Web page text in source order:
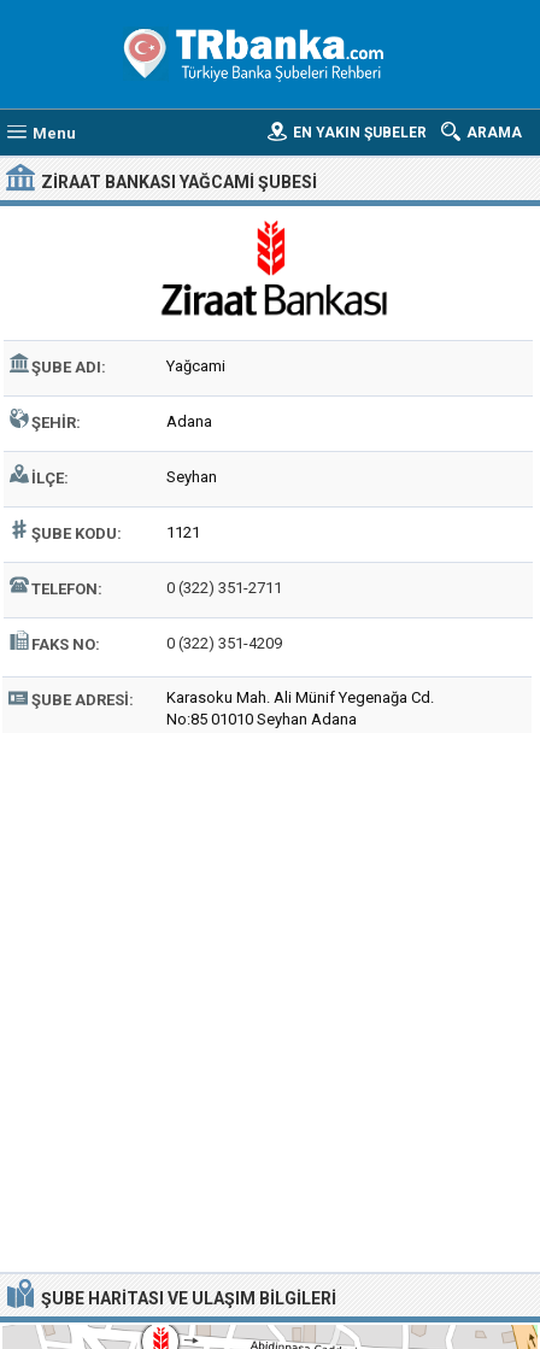
Menu ARAMA
EN YAKIN ŞUBELER
ZIRAAT BANKASI YAĞCAMI ŞUBESI
ŞUBE ADI: Yağcami
ŞEHIR: Adana
İLÇE: Seyhan
ŞUBE KODU: 1121
TELEFON: 0 (322) 351-2711
FAKS NO: 0 (322) 351-4209
ŞUBE ADRESI:
Karasoku Mah. Ali Münif Yegenağa Cd.
No:85 01010 Seyhan Adana
ŞUBE HARITASI VE ULAŞIM BILGILERI